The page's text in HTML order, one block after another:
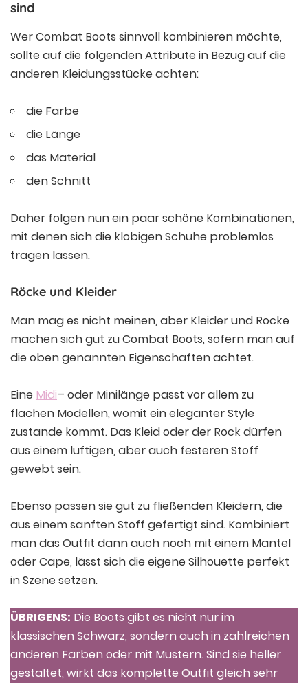
sind
Wer Combat Boots sinnvoll kombinieren möchte,
sollte auf die folgenden Attribute in Bezug auf die
anderen Kleidungsstücke achten:
die Farbe
die Länge
das Material
den Schnitt
Daher folgen nun ein paar schöne Kombinationen,
mit denen sich die klobigen Schuhe problemlos
tragen lassen.
Röcke und Kleider
Man mag es nicht meinen, aber Kleider und Röcke
machen sich gut zu Combat Boots, sofern man auf
die oben genannten Eigenschaften achtet.
Eine Midi– oder Minilänge passt vor allem zu
flachen Modellen, womit ein eleganter Style
zustande kommt. Das Kleid oder der Rock dürfen
aus einem luftigen, aber auch festeren Stoff
gewebt sein.
Ebenso passen sie gut zu fließenden Kleidern, die
aus einem sanften Stoff gefertigt sind. Kombiniert
man das Outfit dann auch noch mit einem Mantel
oder Cape, lässt sich die eigene Silhouette perfekt
in Szene setzen.
ÜBRIGENS: Die Boots gibt es nicht nur im
klassischen Schwarz, sondern auch in zahlreichen
anderen Farben oder mit Mustern. Sind sie heller
gestaltet, wirkt das komplette Outfit gleich sehr